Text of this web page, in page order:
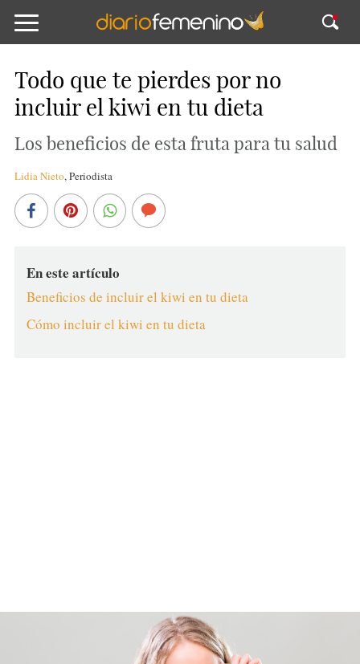
Todo que te pierdes por no
incluir el kiwi en tu dieta
Los beneficios de esta fruta para tu salud
Lidia Nieto,Periodista
En este artículo
Beneficios de incluir el kiwi en tu dieta
Cómo incluir el kiwi en tu dieta